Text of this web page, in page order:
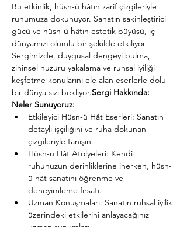
Bu etkinlik, hüsn-ü hâtın zarif çizgileriyle
ruhumuza dokunuyor. Sanatın sakinleştirici
gücü ve hüsn-ü hâtın estetik büyüsü, iç
dünyamızı olumlu bir şekilde etkiliyor.
Sergimizde, duygusal dengeyi bulma,
zihinsel huzuru yakalama ve ruhsal iyiliği
keşfetme konularını ele alan eserlerle dolu
bir dünya sizi bekliyor.Sergi Hakkında:
Neler Sunuyoruz:
Etkileyici Hüsn-ü Hât Eserleri: Sanatın
detaylı işçiliğini ve ruha dokunan
çizgileriyle tanışın.
Hüsn-ü Hât Atölyeleri: Kendi
ruhunuzun derinliklerine inerken, hüsn-
ü hât sanatını öğrenme ve
deneyimleme fırsatı.
Uzman Konuşmaları: Sanatın ruhsal iyilik
üzerindeki etkilerini anlayacağınız